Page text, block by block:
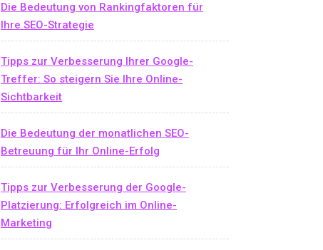
Die Bedeutung von Rankingfaktoren für
Ihre SEO-Strategie
Tipps zur Verbesserung Ihrer Google-
Treffer: So steigern Sie Ihre Online-
Sichtbarkeit
Die Bedeutung der monatlichen SEO-
Betreuung für Ihr Online-Erfolg
Tipps zur Verbesserung der Google-
Platzierung: Erfolgreich im Online-
Marketing